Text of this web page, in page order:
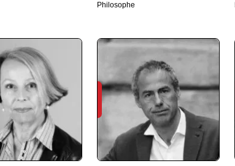
Philosophe